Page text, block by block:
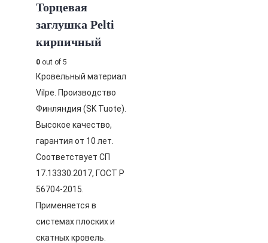
Торцевая
заглушка Pelti
кирпичный
0 out of 5
Кровельный материал
Vilpe. Производство
Финляндия (SK Tuote).
Высокое качество,
гарантия от 10 лет.
Соответствует СП
17.13330.2017, ГОСТ Р
56704-2015.
Применяется в
системах плоских и
скатных кровель.